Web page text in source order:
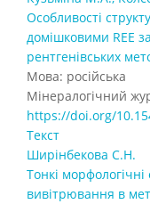
Особливості
домішковими REE
рентгенівських
Мова: російська
Мінералогічний
https://doi.org/
Текст
Ширінбекова С.Н.
Тонкі
вивітрювання в